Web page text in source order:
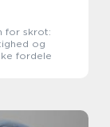
for skrot:
og
fordele